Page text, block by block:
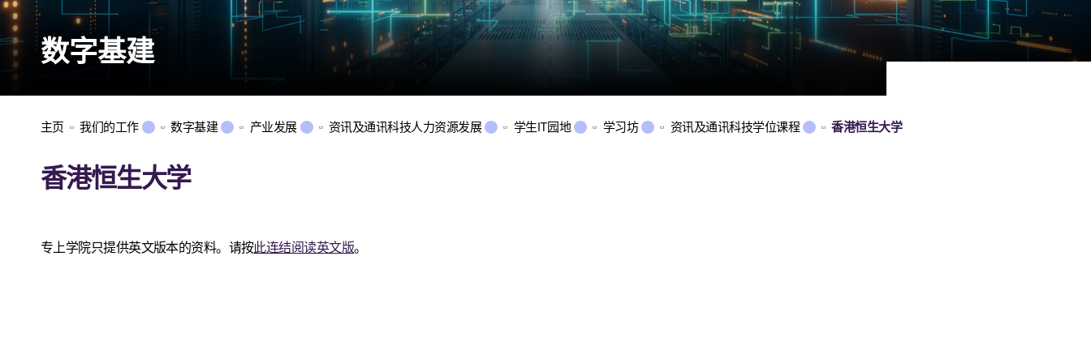
数字基建
主页 我们的工作 数字基建 产业发展 资讯及通讯科技人力资源发展 学生IT园地 学习坊 资讯及通讯科技学位课程 香港恒生大学
香港恒生大学
专上学院只提供英文版本的资料。请按此连结阅读英文版。